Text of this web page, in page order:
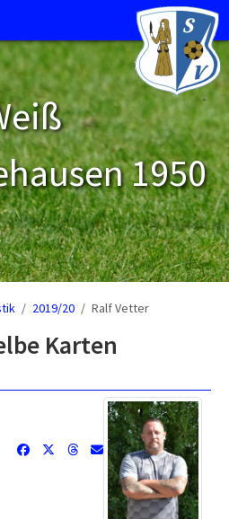
1950
2019/20 Ralf Vetter
Karten